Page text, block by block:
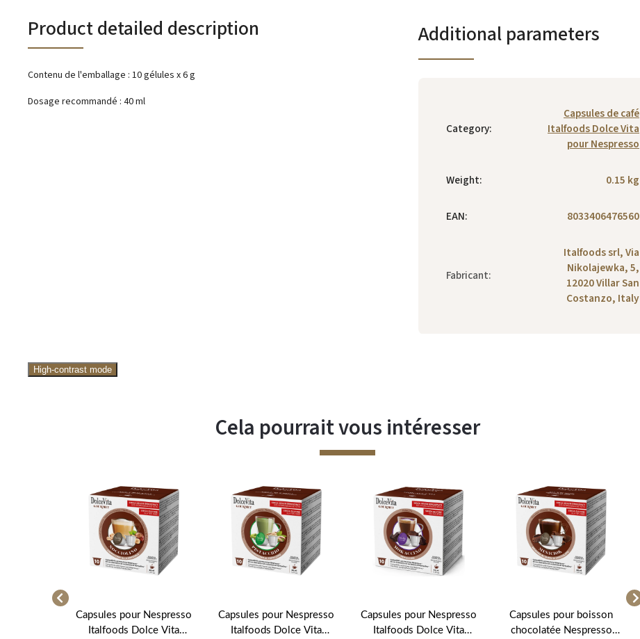
Product detailed description
Contenu de l'emballage : 10 gélules x 6 g
Dosage recommandé : 40 ml
Additional parameters
Category:
Capsules de café
Italfoods Dolce Vita
pour Nespresso
Weight: 0.15 kg
EAN: 8033406476560
Fabricant:
Italfoods srl, Via
Nikolajewka, 5,
12020 Villar San
Costanzo, Italy
High-contrast mode
Cela pourrait vous intéresser
Capsules pour Nespresso
Italfoods Dolce Vita
Capsules pour Nespresso
Italfoods Dolce Vita
Capsules pour Nespresso
Italfoods Dolce Vita
Capsules pour boisson
chocolatée Nespresso